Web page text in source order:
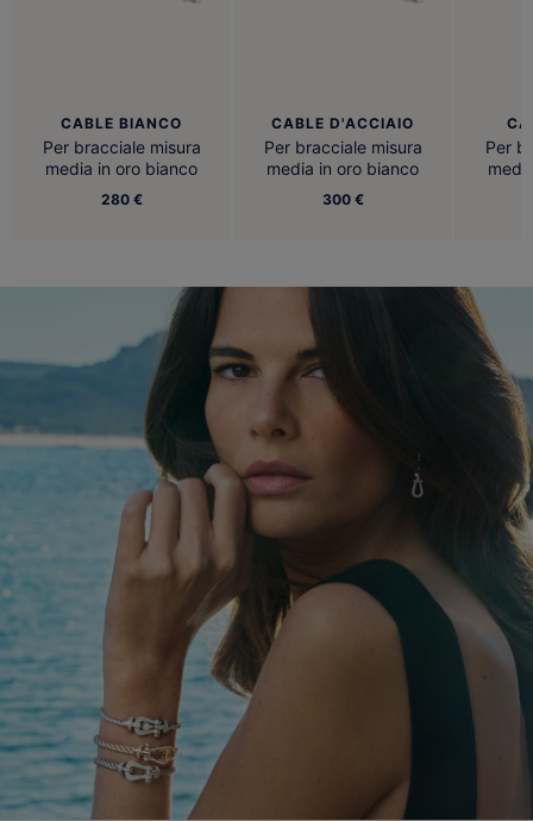
CABLE BIANCO
Per bracciale misura
media in oro bianco
280 €
CABLE D'ACCIAIO
Per bracciale misura
media in oro bianco
300 €
Per